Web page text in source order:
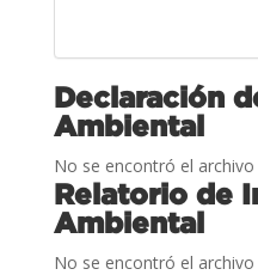
Declaración
Ambiental
No se encontró el
Relatorio de
Ambiental
No se encontró el